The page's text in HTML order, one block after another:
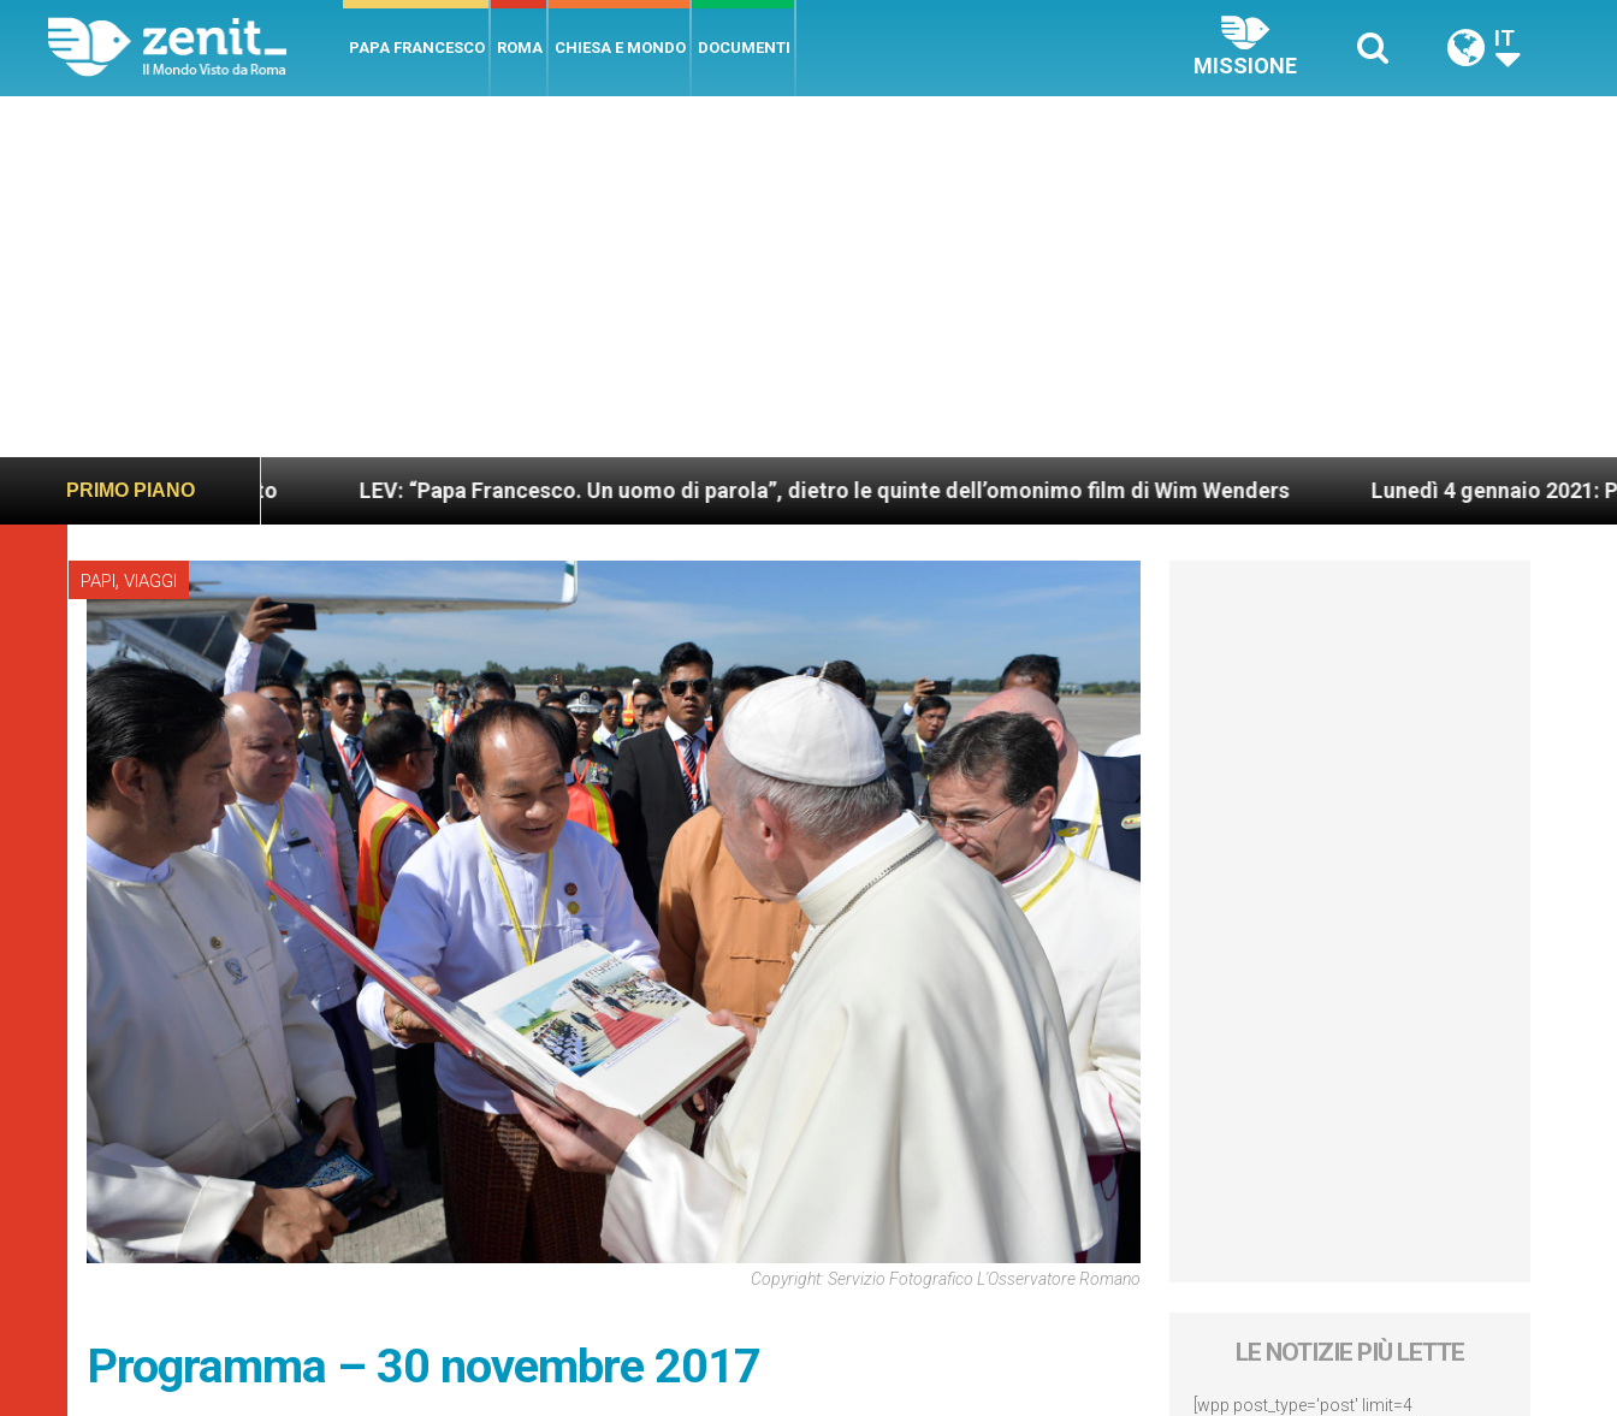
PAPA FRANCESCO ROMA CHIESA E MONDO DOCUMENTI
MISSIONE
IT
PRIMO PIANO
e giusto LEV: “Papa Francesco. Un uomo di parola”, dietro le quinte dell’omonimo film di Wim Wenders Lunedì 4 gennaio 2021: Possesso
PAPI, VIAGGI
Copyright: Servizio Fotografico L'Osservatore Romano
Programma – 30 novembre 2017 LE NOTIZIE PIÙ LETTE
[wpp post_type='post' limit=4